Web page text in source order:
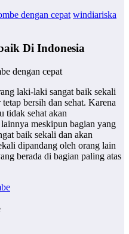
dengan cepat windiariska
Di Indonesia
laki-laki sangat baik sekali
bersih dan sehat. Karena
tidak sehat akan
meskipun bagian yang
baik sekali dan akan
dipandang oleh orang lain
berada di bagian paling atas